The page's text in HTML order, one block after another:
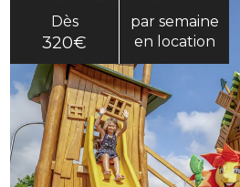
Dès
320€
par semaine
en location